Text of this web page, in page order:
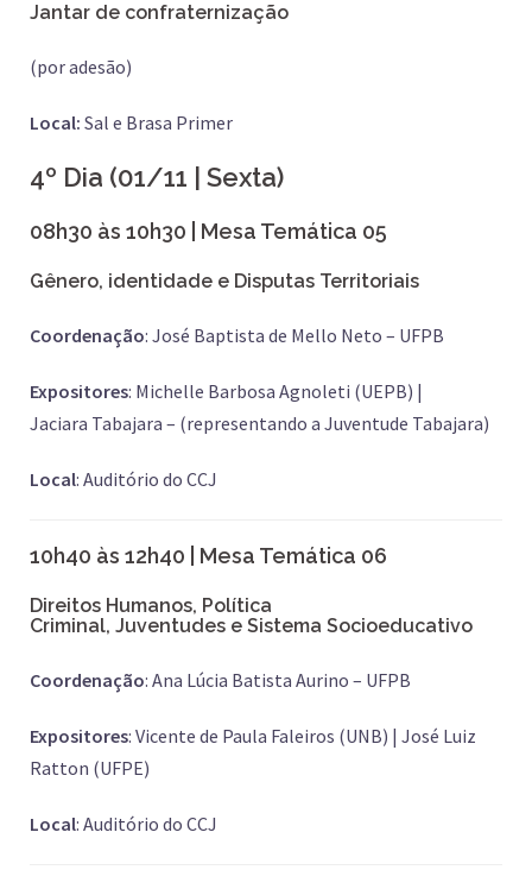
Jantar de confraternização
(por adesão)
Local: Sal e Brasa Primer
4º Dia (01/11 | Sexta)
08h30 às 10h30 | Mesa Temática 05
Gênero, identidade e Disputas Territoriais
Coordenação: José Baptista de Mello Neto – UFPB
Expositores: Michelle Barbosa Agnoleti (UEPB) |
Jaciara Tabajara – (representando a Juventude Tabajara)
Local: Auditório do CCJ
10h40 às 12h40 | Mesa Temática 06
Direitos Humanos, Política
Criminal, Juventudes e Sistema Socioeducativo
Coordenação: Ana Lúcia Batista Aurino – UFPB
Expositores: Vicente de Paula Faleiros (UNB) | José Luiz
Ratton (UFPE)
Local: Auditório do CCJ